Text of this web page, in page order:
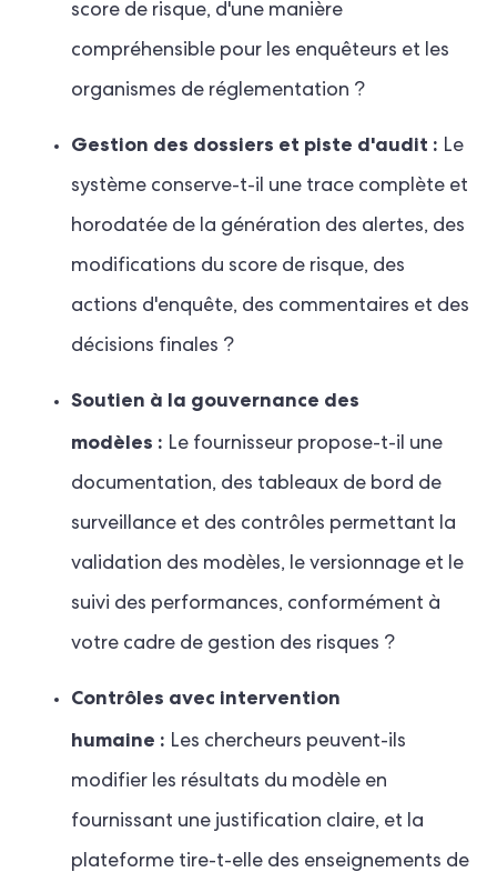
score de risque, d'une manière
compréhensible pour les enquêteurs et les
organismes de réglementation ?
Gestion des dossiers et piste d'audit : Le
système conserve-t-il une trace complète et
horodatée de la génération des alertes, des
modifications du score de risque, des
actions d'enquête, des commentaires et des
décisions finales ?
Soutien à la gouvernance des
modèles : Le fournisseur propose-t-il une
documentation, des tableaux de bord de
surveillance et des contrôles permettant la
validation des modèles, le versionnage et le
suivi des performances, conformément à
votre cadre de gestion des risques ?
Contrôles avec intervention
humaine : Les chercheurs peuvent-ils
modifier les résultats du modèle en
fournissant une justification claire, et la
plateforme tire-t-elle des enseignements de